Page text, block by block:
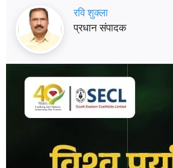
रवि शुक्ला
प्रधान संपादक